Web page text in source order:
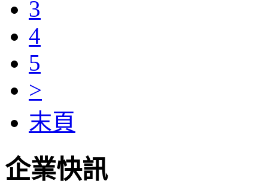
3
4
5
>
末頁
企業快訊